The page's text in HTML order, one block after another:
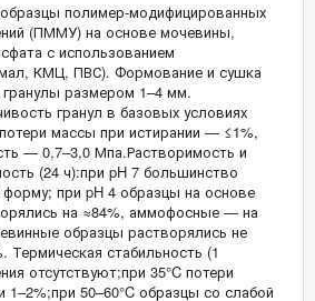
полимер-модифицированных
(ПММУ) на основе мочевины,
с использованием
КМЦ, ПВС). Формование и сушка
размером 1–4 мм.
гранул в базовых условиях
массы при истирании — ≤1%,
— 0,7–3,0 Мпа.Растворимость и
(24 ч):при pH 7 большинство
при pH 4 образцы на основе
на ≈84%, аммофосные — на
образцы растворялись не
Термическая стабильность (1
отсутствуют;при 35°C потери
50–60°C образцы со слабой